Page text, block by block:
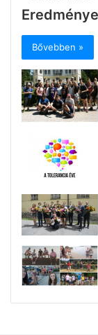
Bővebben »